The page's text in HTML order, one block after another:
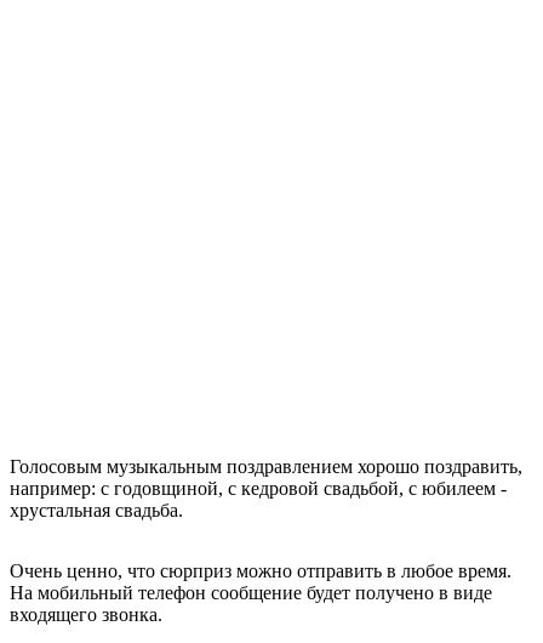
Голосовым музыкальным поздравлением хорошо поздравить,
например: с годовщиной, с кедровой свадьбой, с юбилеем -
хрустальная свадьба.
Очень ценно, что сюрприз можно отправить в любое время.
На мобильный телефон сообщение будет получено в виде
входящего звонка.